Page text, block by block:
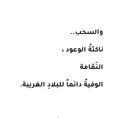
والسحب..
ناكثةُ الوعود ،
النَمّامة
الوفيةُ دائماً للبلادِ الغريبة.